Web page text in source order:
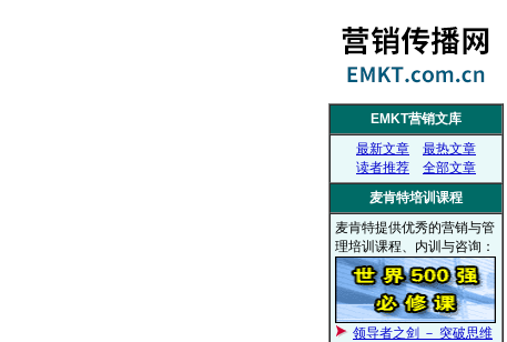
EMKT营销文库
最新文章
最热文章
读者推荐
全部文章
麦肯特培训课程
麦肯特提供优秀的营销与管
理培训课程、内训与咨询：
领导者之剑 － 突破思维